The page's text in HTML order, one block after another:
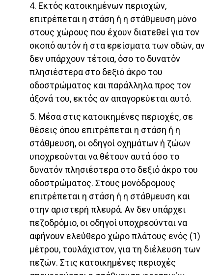
4. Εκτός κατοικημένων περιοχών,
επιτρέπεται η στάση ή η στάθμευση μόνο
στους χώρους που έχουν διατεθεί για τον
σκοπό αυτόν ή στα ερείσματα των οδών, αν
δεν υπάρχουν τέτοια, όσο το δυνατόν
πλησιέστερα στο δεξιό άκρο του
οδοστρώματος και παράλληλα προς τον
άξονά του, εκτός αν απαγορεύεται αυτό.
5. Μέσα στις κατοικημένες περιοχές, σε
θέσεις όπου επιτρέπεται η στάση ή η
στάθμευση, οι οδηγοί οχημάτων ή ζώων
υποχρεούνται να θέτουν αυτά όσο το
δυνατόν πλησιέστερα στο δεξιό άκρο του
οδοστρώματος. Στους μονόδρομους
επιτρέπεται η στάση ή η στάθμευση και
στην αριστερή πλευρά. Αν δεν υπάρχει
πεζοδρόμιο, οι οδηγοί υποχρεούνται να
αφήνουν ελεύθερο χώρο πλάτους ενός (1)
μέτρου, τουλάχιστον, για τη διέλευση των
πεζών. Στις κατοικημένες περιοχές